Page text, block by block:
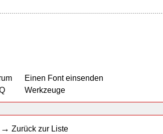
Einen Font einsenden
Werkzeuge
→ Zurück zur Liste